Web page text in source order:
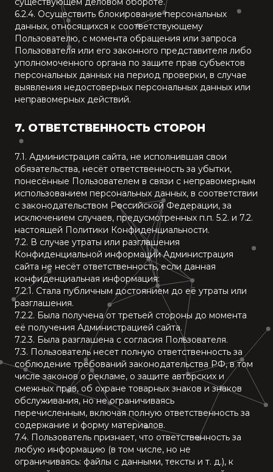
6.2.4. Осуществить блокирование персональных
данных, относящихся к соответствующему
Пользователю, с момента обращения или запроса
Пользователя или его законного представителя либо
уполномоченного органа по защите прав субъектов
персональных данных на период проверки, в случае
выявления недостоверных персональных данных или
неправомерных действий.
7. ОТВЕТСТВЕННОСТЬ СТОРОН
7.1. Администрация сайта, не исполнившая свои
обязательства, несёт ответственность за убытки,
понесённые Пользователем в связи с неправомерным
использованием персональных данных, в соответствии
с законодательством Российской Федерации, за
исключением случаев, предусмотренных п.п. 5.2. и 7.2.
настоящей Политики Конфиденциальности.
7.2. В случае утраты или разглашения
Конфиденциальной информации Администрация
сайта не несёт ответственность, если данная
конфиденциальная информация:
7.2.1. Стала публичным достоянием до её утраты или
разглашения.
7.2.2. Была получена от третьей стороны до момента
её получения Администрацией сайта.
7.2.3. Была разглашена с согласия Пользователя.
7.3. Пользователь несет полную ответственность за
соблюдение требований законодательства РФ, в том
числе законов о рекламе, о защите авторских и
смежных прав, об охране товарных знаков и знаков
обслуживания, но не ограничиваясь
перечисленным, включая полную ответственность за
содержание и форму материалов.
7.4. Пользователь признает, что ответственность за
любую информацию (в том числе, но не
ограничиваясь: файлы с данными, тексты и т. д.), к